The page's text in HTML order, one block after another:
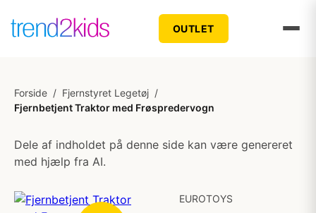
OUTLET
Forside / Fjernstyret Legetøj /
Fjernbetjent Traktor med Frøspredervogn
Dele af indholdet på denne side kan være genereret
med hjælp fra AI.
EUROTOYS